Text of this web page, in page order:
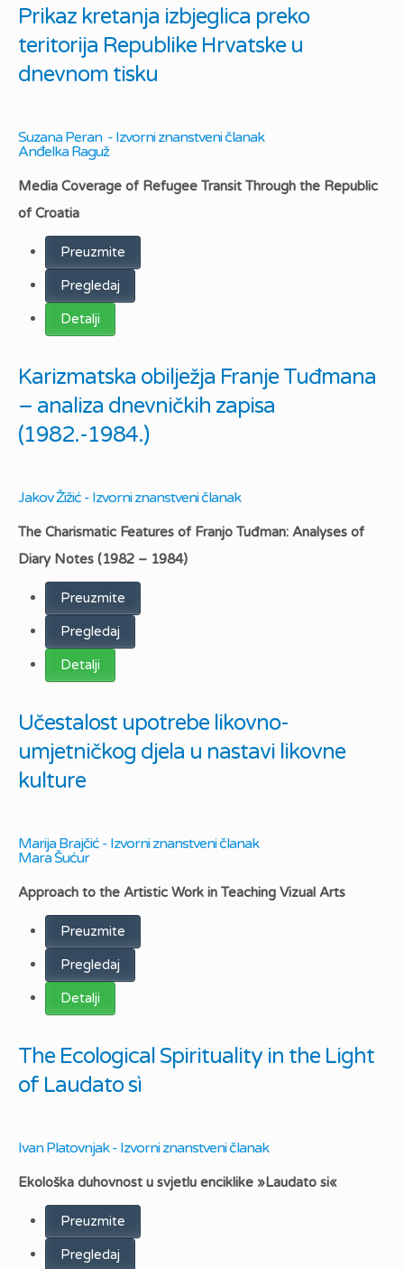
Prikaz kretanja izbjeglica preko
teritorija Republike Hrvatske u
dnevnom tisku
Suzana Peran - Izvorni znanstveni članak
Anđelka Raguž
Media Coverage of Refugee Transit Through the Republic
of Croatia
Preuzmite
Pregledaj
Detalji
Karizmatska obilježja Franje Tuđmana
– analiza dnevničkih zapisa
(1982.-1984.)
Jakov Žižić - Izvorni znanstveni članak
The Charismatic Features of Franjo Tuđman: Analyses of
Diary Notes (1982 – 1984)
Preuzmite
Pregledaj
Detalji
Učestalost upotrebe likovno-
umjetničkog djela u nastavi likovne
kulture
Marija Brajčić - Izvorni znanstveni članak
Mara Šućur
Approach to the Artistic Work in Teaching Vizual Arts
Preuzmite
Pregledaj
Detalji
The Ecological Spirituality in the Light
of Laudato sì
Ivan Platovnjak - Izvorni znanstveni članak
Ekološka duhovnost u svjetlu enciklike »Laudato si«
Preuzmite
Pregledaj